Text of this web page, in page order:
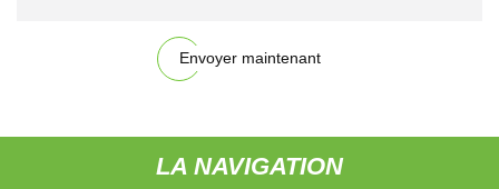
Envoyer maintenant
LA NAVIGATION